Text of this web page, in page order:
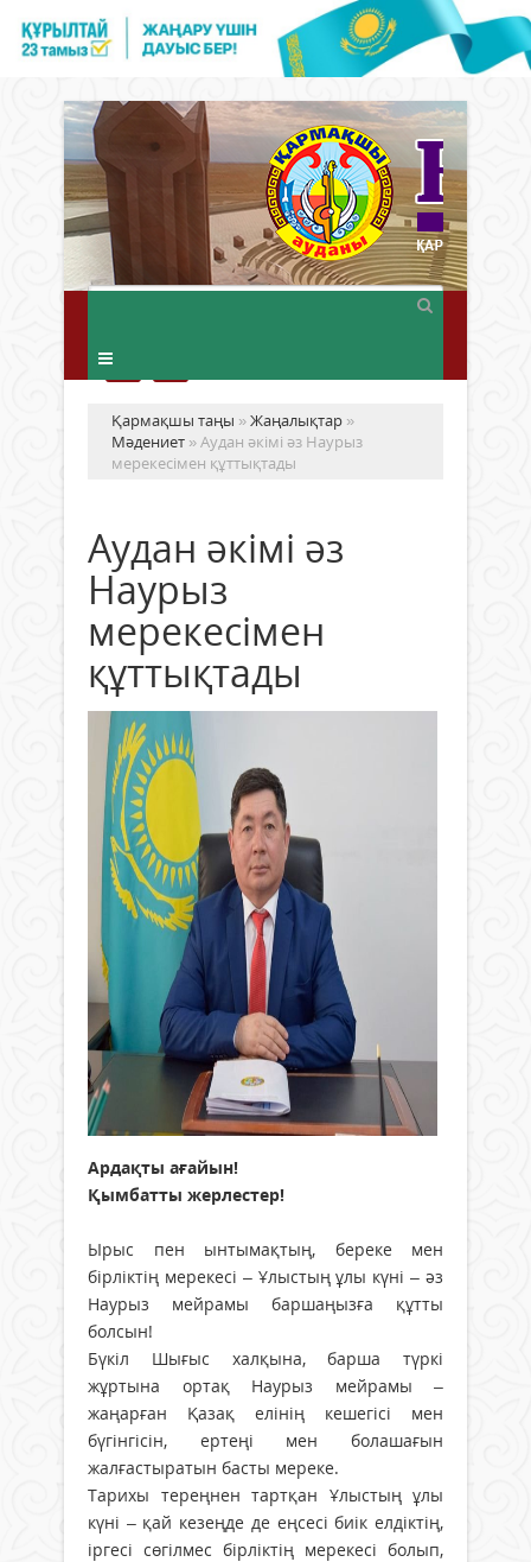
Қармақшы таңы »Жаңалықтар »
Мәдениет » Аудан әкімі әз Наурыз
мерекесімен құттықтады
Аудан әкімі әз
Наурыз
мерекесімен
құттықтады
Ардақты ағайын!
Қымбатты жерлестер!
Ырыс пен ынтымақтың, береке мен
бірліктің мерекесі – Ұлыстың ұлы күні – әз
Наурыз мейрамы баршаңызға құтты
болсын!
Бүкіл Шығыс халқына, барша түркі
жұртына ортақ Наурыз мейрамы –
жаңарған Қазақ елінің кешегісі мен
бүгінгісін, ертеңі мен болашағын
жалғастыратын басты мереке.
Тарихы тереңнен тартқан Ұлыстың ұлы
күні – қай кезеңде де еңсесі биік елдіктің,
іргесі сөгілмес бірліктің мерекесі болып,